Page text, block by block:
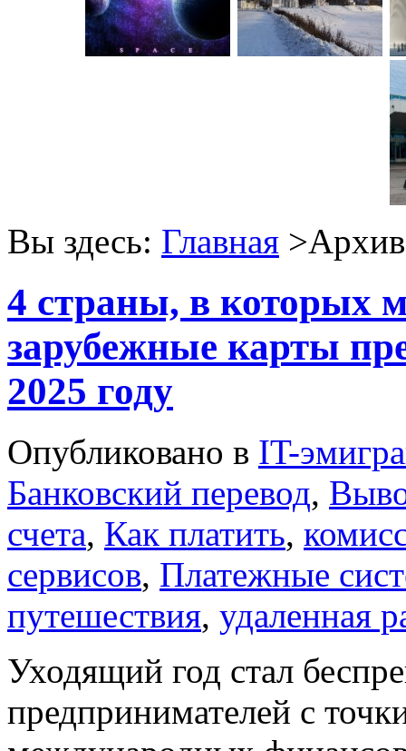
Вы здесь: Главная >Архив
4 страны, в которых
зарубежные карты
2025 году
Опубликовано в IT-
Банковский перевод,
счета, Как платить,
сервисов, Платежные
путешествия, удаленная
Уходящий год стал
предпринимателей с